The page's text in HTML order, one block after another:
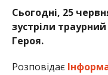
Сьогодні, 25
зустріли
Героя.
Розповідає